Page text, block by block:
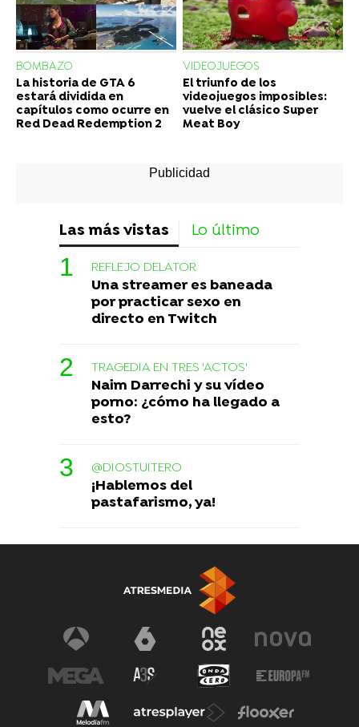
BOMBAZO
La historia de GTA 6
estará dividida en
capítulos como ocurre en
Red Dead Redemption 2
VIDEOJUEGOS
El triunfo de los
videojuegos imposibles:
vuelve el clásico Super
Meat Boy
Las más vistas Lo último
REFLEJO DELATOR
Una streamer es baneada
por practicar sexo en
directo en Twitch
TRAGEDIA EN TRES 'ACTOS'
Naim Darrechi y su vídeo
porno: ¿cómo ha llegado a
esto?
@DIOSTUITERO
¡Hablemos del
pastafarismo, ya!